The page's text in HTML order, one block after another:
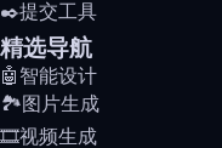
✒️提交工具
精选导航
🤖智能设计
🏞️图片生成
🎞️视频生成